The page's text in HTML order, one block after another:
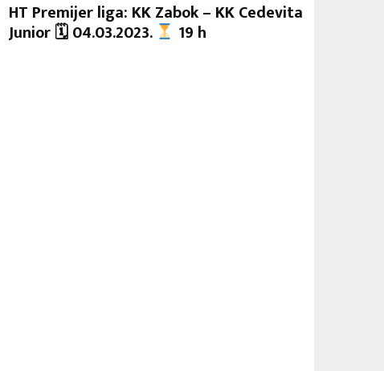
HT Premijer liga: KK Zabok – KK Cedevita
Junior 🗓 04.03.2023. 19 h